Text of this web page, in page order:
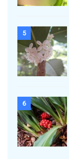
5
6